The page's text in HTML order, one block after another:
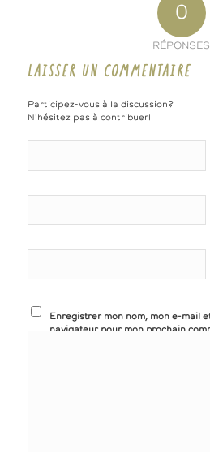
0
RÉPONSES
LAISSER UN COMMENTAIRE
Participez-vous à la discussion?
N'hésitez pas à contribuer!
Enregistrer mon nom, mon e-mail
navigateur pour mon prochain